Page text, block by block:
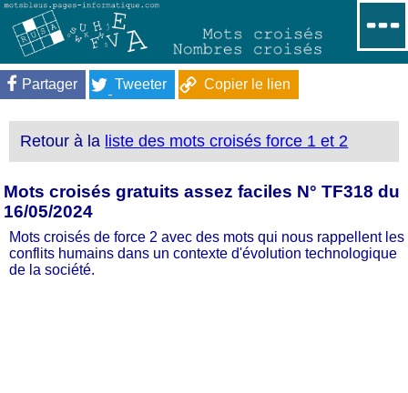
Partager Tweeter Copier le lien
Retour à la liste des mots croisés force 1 et 2
Mots croisés gratuits assez faciles N° TF318 du
16/05/2024
Mots croisés de force 2 avec des mots qui nous rappellent les
conflits humains dans un contexte d'évolution technologique
de la société.